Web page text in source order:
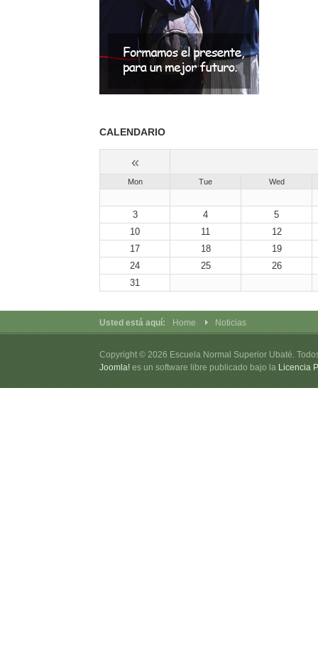
CALENDARIO
«
Mon Tue Wed
3 4
5
10
11
12
17
18
19
24
25
26
31
Usted está aquí: Home Noticias
Copyright © 2026 Escuela Normal Superior Ubaté.
Joomla! es un software libre publicado bajo la Licencia